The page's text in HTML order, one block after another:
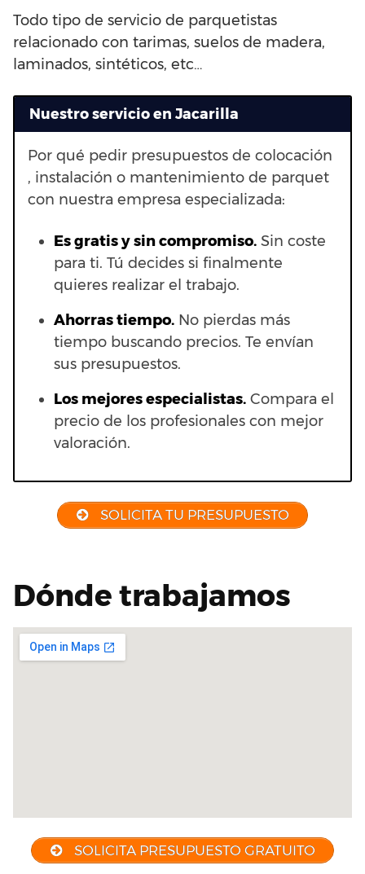
Todo tipo de servicio de parquetistas
relacionado con tarimas, suelos de madera,
laminados, sintéticos, etc…
Nuestro servicio en Jacarilla
Por qué pedir presupuestos de colocación
, instalación o mantenimiento de parquet
con nuestra empresa especializada:
Es gratis y sin compromiso. Sin coste
para ti. Tú decides si finalmente
quieres realizar el trabajo.
Ahorras tiempo. No pierdas más
tiempo buscando precios. Te envían
sus presupuestos.
Los mejores especialistas. Compara el
precio de los profesionales con mejor
valoración.
SOLICITA TU PRESUPUESTO
Dónde trabajamos
SOLICITA PRESUPUESTO GRATUITO